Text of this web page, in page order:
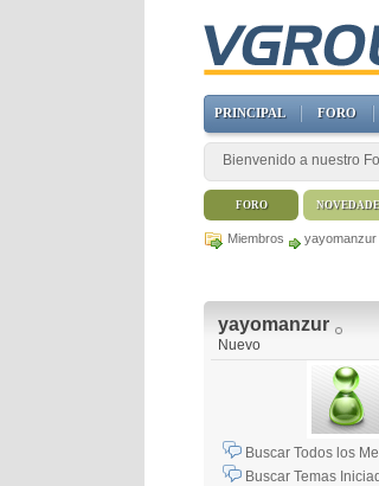
Miembros yayomanzur
yayomanzur
Nuevo
Buscar Todos los
Buscar Temas
PRINCIPAL FORO
Bienvenido a nuestro
FORO